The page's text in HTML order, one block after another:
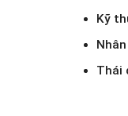
Kỹ
Thái